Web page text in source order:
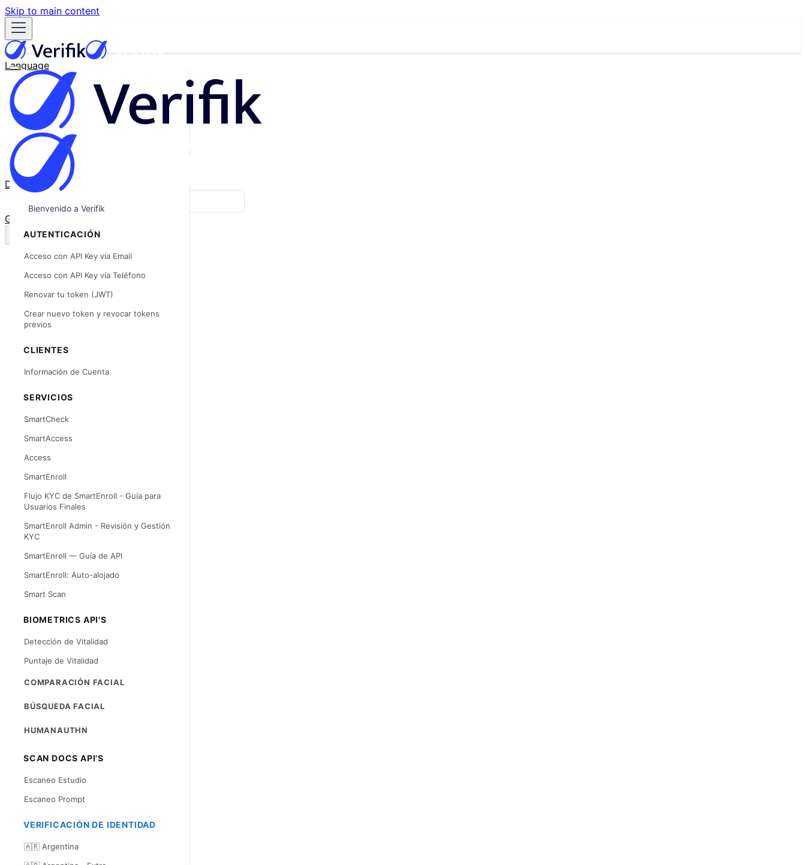
Skip to main content
Language
English
Español
Français
Português
한국어
日本語
中文
Docs
GitHub
Bienvenido a Verifik
AUTENTICACIÓN
Acceso con API Key vía Email
Acceso con API Key vía Teléfono
Renovar tu token (JWT)
Crear nuevo token y revocar tokens
previos
CLIENTES
Información de Cuenta
SERVICIOS
SmartCheck
SmartAccess
Access
SmartEnroll
Flujo KYC de SmartEnroll - Guía para
Usuarios Finales
SmartEnroll Admin - Revisión y Gestión
KYC
SmartEnroll — Guía de API
SmartEnroll: Auto-alojado
Smart Scan
BIOMETRICS API'S
Detección de Vitalidad
Puntaje de Vitalidad
COMPARACIÓN FACIAL
BÚSQUEDA FACIAL
HUMANAUTHN
SCAN DOCS API'S
Escaneo Estudio
Escaneo Prompt
VERIFICACIÓN DE IDENTIDAD
🇦🇷 Argentina